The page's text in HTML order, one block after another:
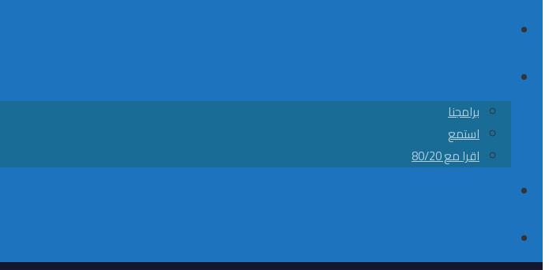
برامجنا
استمع
اقرا مع 80/20